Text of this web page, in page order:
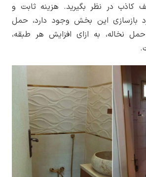
در نظر بگیرید. هزینه ثابت و
بازسازی این بخش وجود دارد، حمل
نخاله، به ازای افزایش هر طبقه،